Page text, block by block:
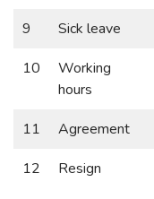
9
Sick leave
10
Working
hours
11 Agreement
12
Resign